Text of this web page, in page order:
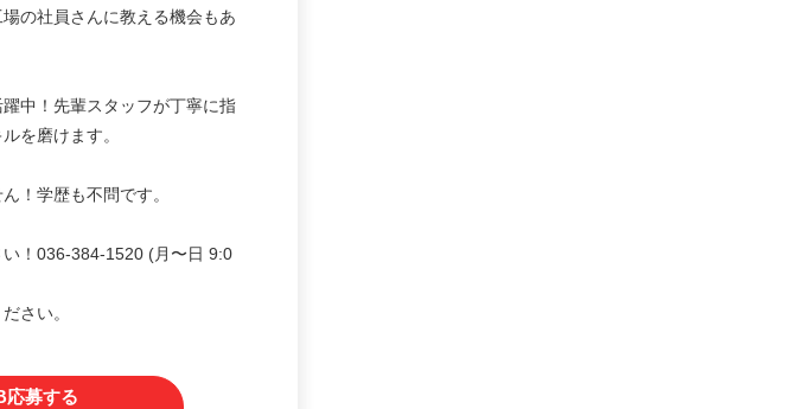
の社員さんに教える機会もあ
中！先輩スタッフが丁寧に指
を磨けます。
！学歴も不問です。
！036-384-1520 (月〜日 9:0
さい。
応募する